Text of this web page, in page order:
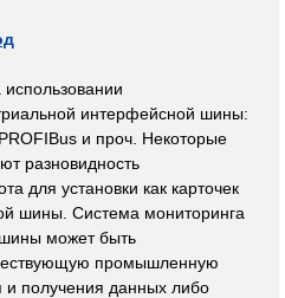
интерфейсной шины:
и проч. Некоторые
разновидность
для установки как карточек
шины. Система мониторинга
может быть
промышленную
и получения данных либо